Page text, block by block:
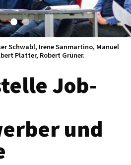
Schwabl, Irene Sanmartino, Manuel
Platter, Robert Grüner.
Job-
und